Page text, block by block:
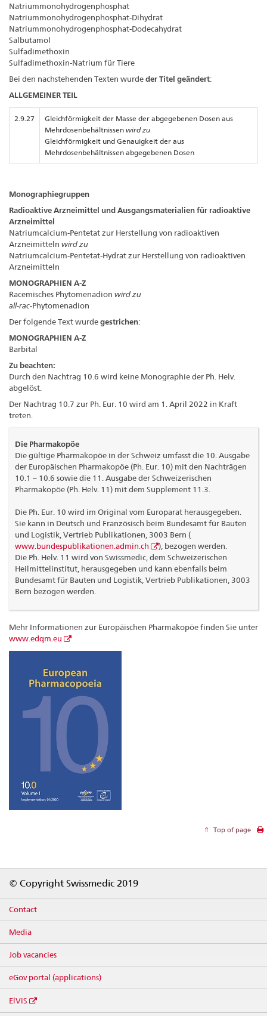
Natriummonohydrogenphosphat
Natriummonohydrogenphosphat-Dihydrat
Natriummonohydrogenphosphat-Dodecahydrat
Salbutamol
Sulfadimethoxin
Sulfadimethoxin-Natrium für Tiere
Bei den nachstehenden Texten wurdeder Titel geändert:
ALLGEMEINER TEIL
2.9.27
Gleichförmigkeit der Masse der abgegebenen Dosen aus
Mehrdosenbehältnissen wird zu
Gleichförmigkeit und Genauigkeit der aus
Mehrdosenbehältnissen abgegebenen Dosen
Monographiegruppen
Radioaktive Arzneimittel und Ausgangsmaterialien für radioaktive
Arzneimittel
Natriumcalcium-Pentetat zur Herstellung von radioaktiven
Arzneimitteln wird zu
Natriumcalcium-Pentetat-Hydrat zur Herstellung von radioaktiven
Arzneimitteln
MONOGRAPHIEN A-Z
Racemisches Phytomenadion wird zu
all-rac-Phytomenadion
Der folgende Text wurdegestrichen:
MONOGRAPHIEN A-Z
Barbital
Zu beachten:
Durch den Nachtrag 10.6 wird keine Monographie der Ph. Helv.
abgelöst.
Der Nachtrag 10.7 zur Ph. Eur. 10 wird am 1. April 2022 in Kraft
treten.
Die Pharmakopöe
Die gültige Pharmakopöe in der Schweiz umfasst die 10. Ausgabe
der Europäischen Pharmakopöe (Ph. Eur. 10) mit den Nachträgen
10.1 – 10.6 sowie die 11. Ausgabe der Schweizerischen
Pharmakopöe (Ph. Helv. 11) mit dem Supplement 11.3.
Die Ph. Eur. 10 wird im Original vom Europarat herausgegeben.
Sie kann in Deutsch und Französisch beim Bundesamt für Bauten
und Logistik, Vertrieb Publikationen, 3003 Bern (
www.bundespublikationen.admin.ch
), bezogen werden.
Die Ph. Helv. 11 wird von Swissmedic, dem Schweizerischen
Heilmittelinstitut, herausgegeben und kann ebenfalls beim
Bundesamt für Bauten und Logistik, Vertrieb Publikationen, 3003
Bern bezogen werden.
Mehr Informationen zur Europäischen Pharmakopöe finden Sie unter
www.edqm.eu
Top of page
© Copyright Swissmedic 2019
Contact
Media
Job vacancies
eGov portal (applications)
ElViS